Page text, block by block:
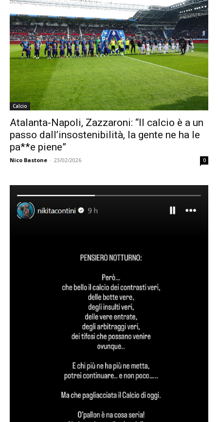
Calcio
Atalanta-Napoli, Zazzaroni: “Il calcio è a un
passo dall’insostenibilità, la gente ne ha le
pa**e piene”
Nico Bastone - 23/02/2026 0